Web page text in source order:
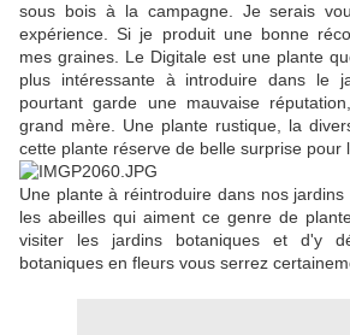
sous bois à la campagne. Je serais
expérience. Si je produit une bonne
mes graines. Le Digitale est une plante
plus intéressante à introduire dans le
pourtant garde une mauvaise
grand mère. Une plante rustique, la
cette plante réserve de belle surprise pour
Une plante à réintroduire dans nos
les abeilles qui aiment ce genre de
visiter les jardins botaniques et d'y
botaniques en fleurs vous serrez